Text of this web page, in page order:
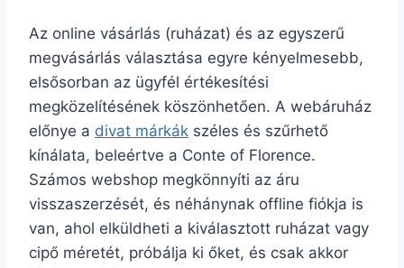
Az online vásárlás (ruházat) és az egyszerű
megvásárlás választása egyre kényelmesebb,
elsősorban az ügyfél értékesítési
megközelítésének köszönhetően. A webáruház
előnye a divat márkák széles és szűrhető
kínálata, beleértve a Conte of Florence.
Számos webshop megkönnyíti az áru
visszaszerzését, és néhánynak offline fiókja is
van, ahol elküldheti a kiválasztott ruházat vagy
cipő méretét, próbálja ki őket, és csak akkor